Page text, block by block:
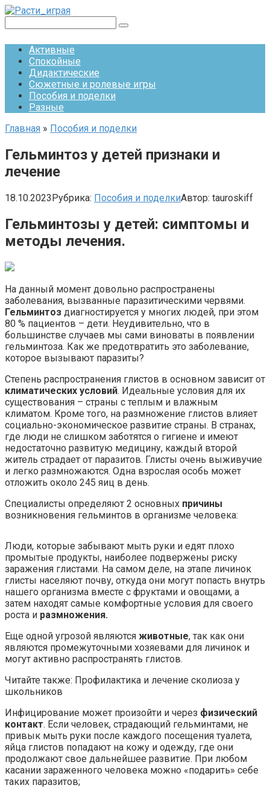
Перейти
контенту
Активные
Спокойные
Дидактические
Сюжетные и ролевые игры
Пособия и поделки
Разные
Главная » Пособия и поделки
Гельминтоз у детей признаки и
лечение
18.10.2023Рубрика: Пособия и поделкиАвтор: tauroskiff
Гельминтозы у детей: симптомы и
методы лечения.
На данный момент довольно распространены
заболевания, вызванные паразитическими червями.
Гельминтоз диагностируется у многих людей, при этом
80 % пациентов – дети. Неудивительно, что в
большинстве случаев мы сами виноваты в появлении
гельминтоза. Как же предотвратить это заболевание,
которое вызывают паразиты?
Степень распространения глистов в основном зависит от
климатических условий. Идеальные условия для их
существования – страны с теплым и влажным
климатом. Кроме того, на размножение глистов влияет
социально-экономическое развитие страны. В странах,
где люди не слишком заботятся о гигиене и имеют
недостаточно развитую медицину, каждый второй
житель страдает от паразитов. Глисты очень выживучие
и легко размножаются. Одна взрослая особь может
отложить около 245 яиц в день.
Специалисты определяют 2 основных причины
возникновения гельминтов в организме человека:
Люди, которые забывают мыть руки и едят плохо
промытые продукты, наиболее подвержены риску
заражения глистами. На самом деле, на этапе личинок
глисты населяют почву, откуда они могут попасть внутрь
нашего организма вместе с фруктами и овощами, а
затем находят самые комфортные условия для своего
роста и размножения.
Еще одной угрозой являются животные, так как они
являются промежуточными хозяевами для личинок и
могут активно распространять глистов.
Читайте также: Профилактика и лечение сколиоза у
школьников
Инфицирование может произойти и через физический
контакт. Если человек, страдающий гельминтами, не
привык мыть руки после каждого посещения туалета,
яйца глистов попадают на кожу и одежду, где они
продолжают свое дальнейшее развитие. При любом
касании зараженного человека можно «подарить» себе
таких паразитов;